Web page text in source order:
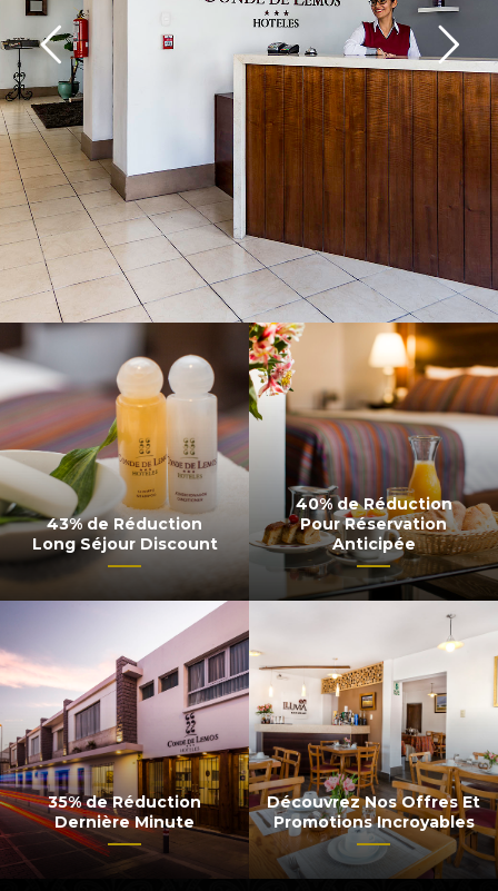
43% de Réduction
Long Séjour Discount
40% de Réduction
Pour Réservation
Anticipée
35% de Réduction
Dernière Minute
Découvrez Nos Offres Et
Promotions Incroyables